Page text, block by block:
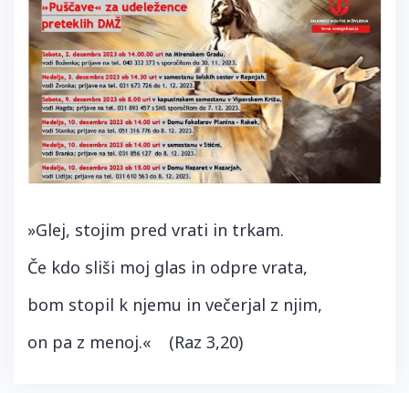
»Glej, stojim pred vrati in trkam.
Če kdo sliši moj glas in odpre vrata,
bom stopil k njemu in večerjal z njim,
on pa z menoj.« (Raz 3,20)